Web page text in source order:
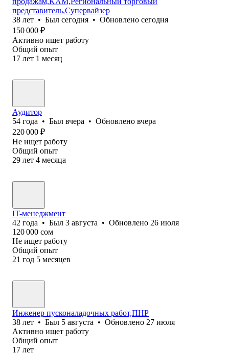
представитель,Супервайзер
38 лет • Был сегодня • Обновлено сегодня
150 000 ₽
Активно ищет работу
Общий опыт
17 лет 1 месяц
Аудитор
54 года • Был вчера • Обновлено вчера
220 000 ₽
Не ищет работу
Общий опыт
29 лет 4 месяца
IT-менеджмент
42 года • Был 3 августа • Обновлено 26 июля
120 000 сом
Не ищет работу
Общий опыт
21 год 5 месяцев
Инженер пусконаладочных работ,ПНР
38 лет • Был 5 августа • Обновлено 27 июля
Активно ищет работу
Общий опыт
17 лет